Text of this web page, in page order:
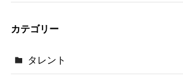
カテゴリー
タレント